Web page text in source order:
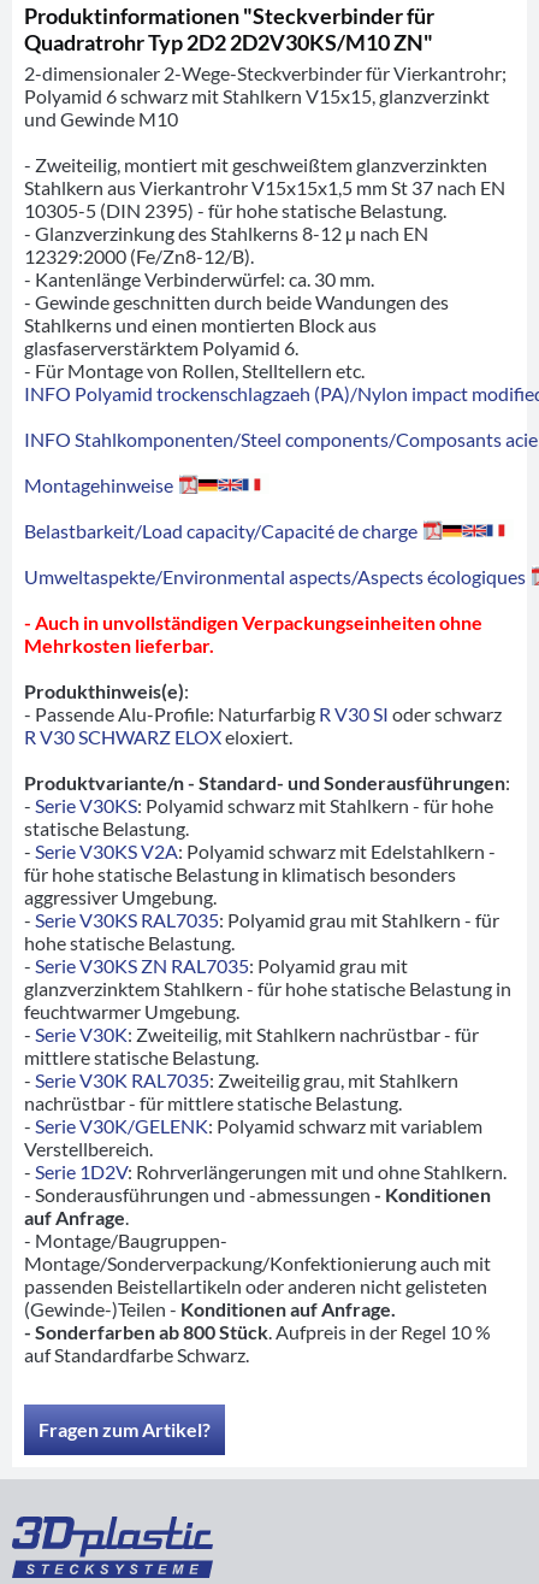
Produktinformationen "Steckverbinder für
Quadratrohr Typ 2D2 2D2V30KS/M10 ZN"
2-dimensionaler 2-Wege-Steckverbinder für Vierkantrohr;
Polyamid 6 schwarz mit Stahlkern V15x15, glanzverzinkt
und Gewinde M10
- Zweiteilig, montiert mit geschweißtem glanzverzinkten
Stahlkern aus Vierkantrohr V15x15x1,5 mm St 37 nach EN
10305-5 (DIN 2395) - für hohe statische Belastung.
- Glanzverzinkung des Stahlkerns 8-12 µ nach EN
12329:2000 (Fe/Zn8-12/B).
- Kantenlänge Verbinderwürfel: ca. 30 mm.
- Gewinde geschnitten durch beide Wandungen des
Stahlkerns und einen montierten Block aus
glasfaserverstärktem Polyamid 6.
- Für Montage von Rollen, Stelltellern etc.
INFO Polyamid trockenschlagzaeh (PA)/Nylon impact
INFO Stahlkomponenten/Steel components/Composants
Montagehinweise
Belastbarkeit/Load capacity/Capacité de charge
Umweltaspekte/Environmental aspects/Aspects écologiques
- Auch in unvollständigen Verpackungseinheiten ohne
Mehrkosten lieferbar.
Produkthinweis(e):
- Passende Alu-Profile: Naturfarbig R V30 SI oder schwarz
R V30 SCHWARZ ELOXeloxiert.
Produktvariante/n - Standard- und Sonderausführungen:
- Serie V30KS: Polyamid schwarz mit Stahlkern - für hohe
statische Belastung.
- Serie V30KS V2A: Polyamid schwarz mit Edelstahlkern -
für hohe statische Belastung in klimatisch besonders
aggressiver Umgebung.
- Serie V30KS RAL7035: Polyamid grau mit Stahlkern - für
hohe statische Belastung.
- Serie V30KS ZN RAL7035: Polyamid grau mit
glanzverzinktem Stahlkern - für hohe statische Belastung in
feuchtwarmer Umgebung.
- Serie V30K: Zweiteilig, mit Stahlkern nachrüstbar - für
mittlere statische Belastung.
- Serie V30K RAL7035: Zweiteilig grau, mit Stahlkern
nachrüstbar - für mittlere statische Belastung.
- Serie V30K/GELENK: Polyamid schwarz mit variablem
Verstellbereich.
- Serie 1D2V: Rohrverlängerungen mit und ohne Stahlkern.
- Sonderausführungen und -abmessungen - Konditionen
auf Anfrage
- Montage/Baugruppen-
Montage/Sonderverpackung/Konfektionierung auch mit
passenden Beistellartikeln oder anderen nicht gelisteten
(Gewinde-)Teilen - Konditionen auf Anfrage.
- Sonderfarben ab 800 Stück . Aufpreis in der Regel 10 %
auf Standardfarbe Schwarz.
Fragen zum Artikel?